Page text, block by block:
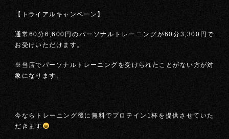
【トライアルキャンペーン】
通常60分6,600円のパーソナルトレーニングが60分3,300円で
お受けいただけます。
※当店でパーソナルトレーニングを受けられたことがない方が対
象になります。
今ならトレーニング後に無料でプロテイン1杯を提供させていた
だきます